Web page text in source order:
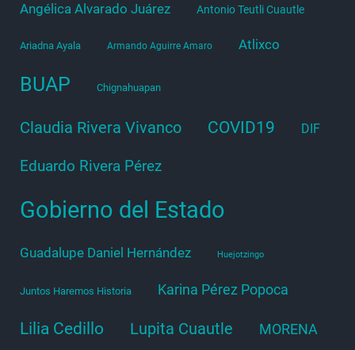
Angélica Alvarado Juárez Antonio Teutli Cuautle
Ariadna Ayala Armando Aguirre Amaro Atlixco
BUAP Chignahuapan
Claudia Rivera Vivanco COVID19 DIF
Eduardo Rivera Pérez
Gobierno del Estado
Guadalupe Daniel Hernández Huejotzingo
Juntos Haremos Historia Karina Pérez Popoca
Lilia Cedillo Lupita Cuautle MORENA